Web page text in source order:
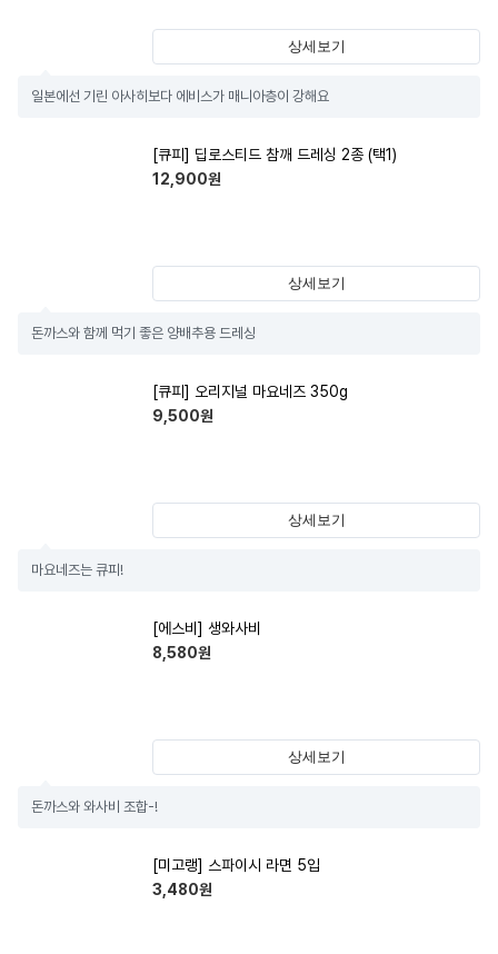
상세보기
일본에선 기린 아사히보다 에비스가 매니아층이 강해요
[큐피] 딥로스티드 참깨 드레싱 2종 (택1)
12,900원
상세보기
돈까스와 함께 먹기 좋은 양배추용 드레싱
[큐피] 오리지널 마요네즈 350g
9,500원
상세보기
마요네즈는 큐피!
[에스비] 생와사비
8,580원
상세보기
돈까스와 와사비 조합-!
[미고랭] 스파이시 라면 5입
3,480원